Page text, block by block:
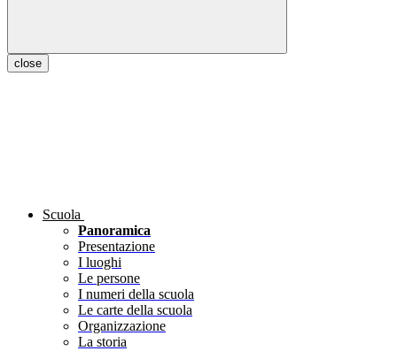
close
Scuola
Panoramica
Presentazione
I luoghi
Le persone
I numeri della scuola
Le carte della scuola
Organizzazione
La storia